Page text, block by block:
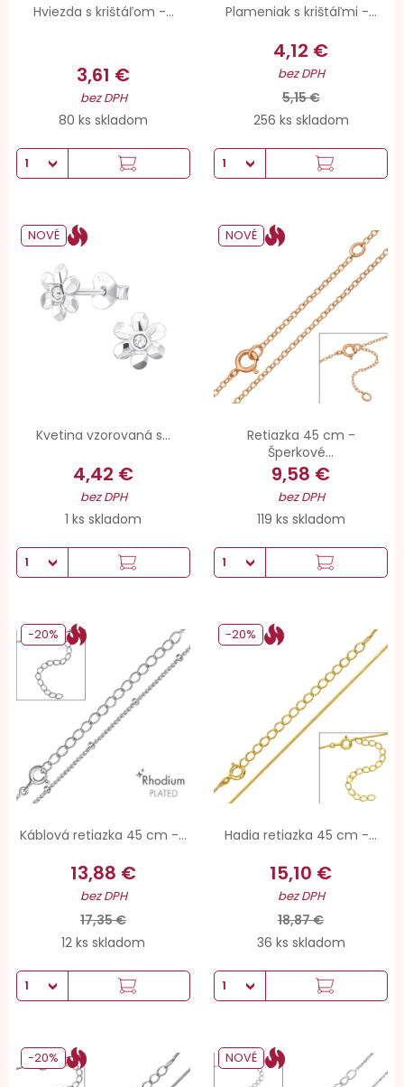
Hviezda s krištáľom -...
3,61 €
bez DPH
80 ks skladom
Plameniak s krištáľmi -...
4,12 €
bez DPH
5,15 €
256 ks skladom
Kvetina vzorovaná s...
4,42 €
bez DPH
1 ks skladom
NOVÉ
Retiazka 45 cm -
Šperkové...
9,58 €
bez DPH
119 ks skladom
NOVÉ
Káblová retiazka 45 cm -...
13,88 €
bez DPH
17,35 €
12 ks skladom
-20%
Hadia retiazka 45 cm -...
15,10 €
bez DPH
18,87 €
36 ks skladom
-20%
-20% NOVÉ